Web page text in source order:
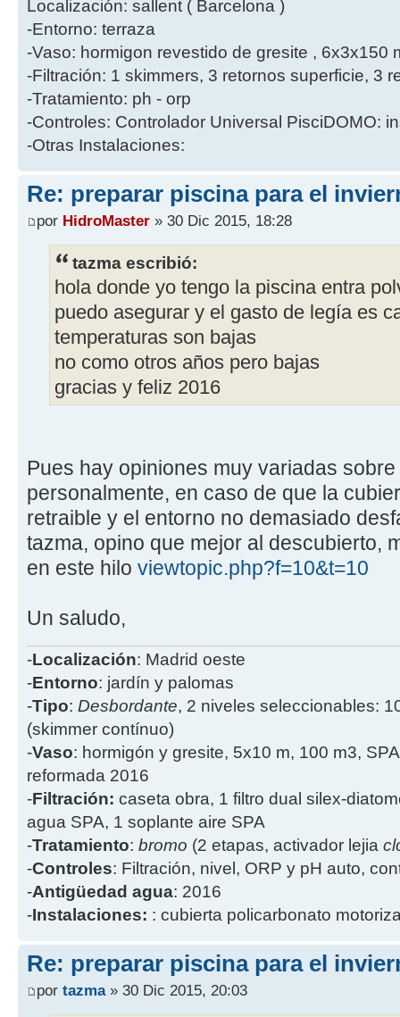
Localización: sallent ( Barcelona )
-Entorno: terraza
-Vaso: hormigon revestido de gresite , 6x3x150
-Filtración: 1 skimmers, 3 retornos superficie, 3
-Tratamiento: ph - orp
-Controles: Controlador Universal PisciDOMO:
-Otras Instalaciones:
Re: preparar piscina para el
por HidroMaster » 30 Dic 2015, 18:28
tazma escribió:
hola donde yo tengo la piscina entra
puedo asegurar y el gasto de legía es
temperaturas son bajas
no como otros años pero bajas
gracias y feliz 2016
Pues hay opiniones muy variadas
personalmente, en caso de que la
retraible y el entorno no demasiado
tazma, opino que mejor al descubierto,
en este hilo viewtopic.php?f=10&t=10
Un saludo,
-Localización: Madrid oeste
-Entorno: jardín y palomas
-Tipo: Desbordante, 2 niveles seleccionables:
(skimmer contínuo)
-Vaso: hormigón y gresite, 5x10 m, 100 m3,
reformada 2016
-Filtración: caseta obra, 1 filtro dual silex-
agua SPA, 1 soplante aire SPA
-Tratamiento: bromo (2 etapas, activador lejia
-Controles: Filtración, nivel, ORP y pH auto,
-Antigüedad agua: 2016
-Instalaciones: : cubierta policarbonato
Re: preparar piscina para el
por tazma» 30 Dic 2015, 20:03